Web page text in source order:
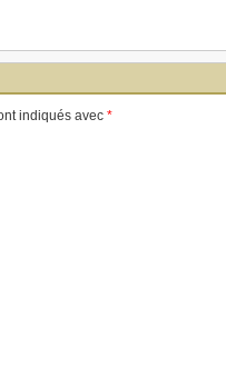
indiqués avec *